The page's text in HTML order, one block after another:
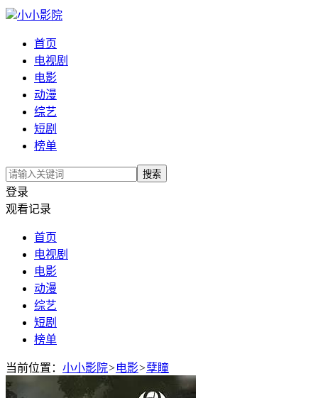
小小影院
首页
电视剧
电影
动漫
综艺
短剧
榜单
搜索
登录
观看记录
首页
电视剧
电影
动漫
综艺
短剧
榜单
当前位置： 小小影院>电影>孽瞳